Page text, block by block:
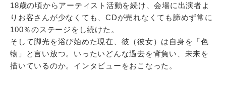
18歳の頃からアーティスト活動を続け、会場に出演者よ
りお客さんが少なくても、CDが売れなくても諦めず常に
100％のステージをし続けた。
そして脚光を浴び始めた現在、彼（彼女）は自身を「色
物」と言い放つ。いったいどんな過去を背負い、未来を
描いているのか。インタビューをおこなった。